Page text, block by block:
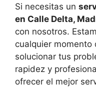
Si necesitas un
en Calle Delta,
con nosotros.
cualquier momento
solucionar tus
rapidez y
ofrecer el mejor